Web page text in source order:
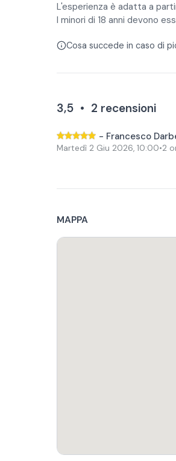
L'esperienza è adatta a
I minori di 18 anni devono
Cosa succede in caso di
3,5 • 2 recensioni
- Francesco
Martedì 2 Giu 2026, 10:00•2
MAPPA